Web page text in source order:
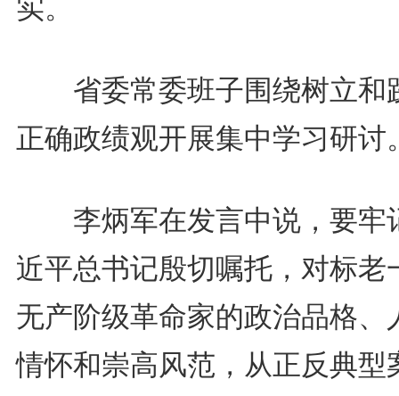
实。
省委常委班子围绕树立和
正确政绩观开展集中学习研讨
李炳军在发言中说，要牢
近平总书记殷切嘱托，对标老
无产阶级革命家的政治品格、
情怀和崇高风范，从正反典型